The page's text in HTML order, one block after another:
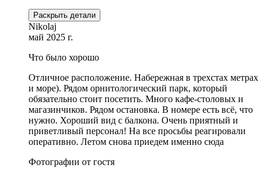
Раскрыть детали
Nikolaj
май 2025 г.
Что было хорошо
Отличное расположение. Набережная в трехстах метрах
и море). Рядом орнитологический парк, который
обязательно стоит посетить. Много кафе-столовых и
магазинчиков. Рядом остановка. В номере есть всё, что
нужно. Хороший вид с балкона. Очень приятный и
приветливый персонал! На все просьбы реагировали
оперативно. Летом снова приедем именно сюда
Фотографии от гостя